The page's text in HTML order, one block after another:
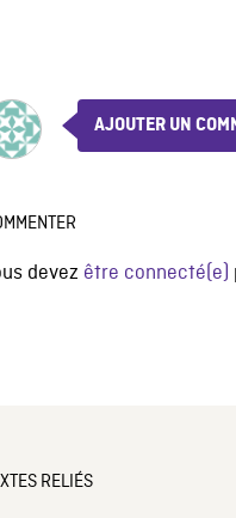
AJOUTER UN
devez être connecté(e)
RELIÉS